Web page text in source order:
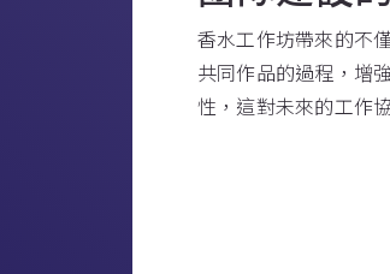
香水工作坊帶來的不
共同作品的過程，增
性，這對未來的工作